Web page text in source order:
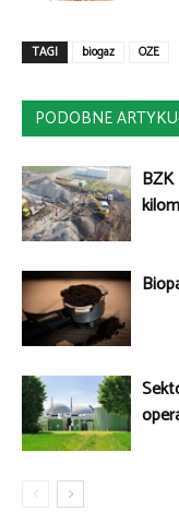
TAGI biogaz OZE
PODOBNE